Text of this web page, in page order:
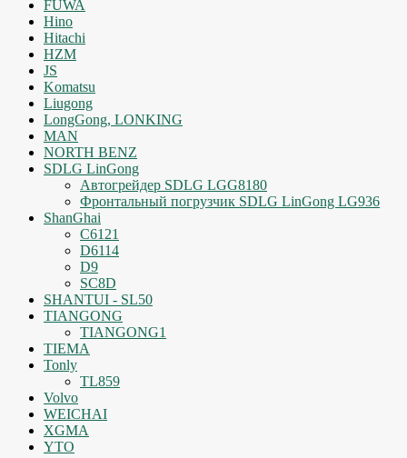
FUWA
Hino
Hitachi
HZM
JS
Komatsu
Liugong
LongGong, LONKING
MAN
NORTH BENZ
SDLG LinGong
Автогрейдер SDLG LGG8180
Фронтальный погрузчик SDLG LinGong LG936
ShanGhai
C6121
D6114
D9
SC8D
SHANTUI - SL50
TIANGONG
TIANGONG1
TIEMA
Tonly
TL859
Volvo
WEICHAI
XGMA
YTO